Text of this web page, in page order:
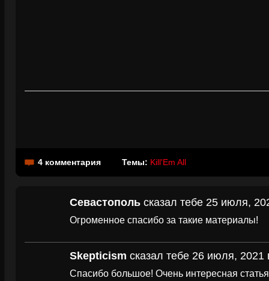
4 комментария Темы: Kill'Em All
Севастополь сказал тебе 25 июля,
Огроменное спасибо за такие материалы!
Skepticism сказал тебе 26 июля, 2021
Спасибо большое! Очень интересная